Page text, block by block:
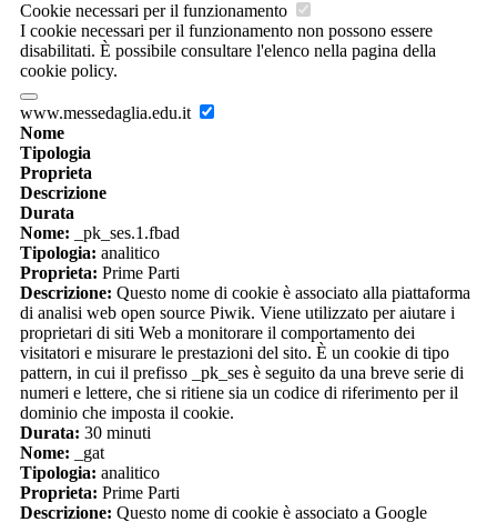
Cookie necessari per il funzionamento
I cookie necessari per il funzionamento non possono essere
disabilitati. È possibile consultare l'elenco nella pagina della
cookie policy.
www.messedaglia.edu.it
Nome
Tipologia
Proprieta
Descrizione
Durata
Nome: _pk_ses.1.fbad
Tipologia: analitico
Proprieta: Prime Parti
Descrizione: Questo nome di cookie è associato alla piattaforma
di analisi web open source Piwik. Viene utilizzato per aiutare i
proprietari di siti Web a monitorare il comportamento dei
visitatori e misurare le prestazioni del sito. È un cookie di tipo
pattern, in cui il prefisso _pk_ses è seguito da una breve serie di
numeri e lettere, che si ritiene sia un codice di riferimento per il
dominio che imposta il cookie.
Durata: 30 minuti
Nome: _gat
Tipologia: analitico
Proprieta: Prime Parti
Descrizione: Questo nome di cookie è associato a Google